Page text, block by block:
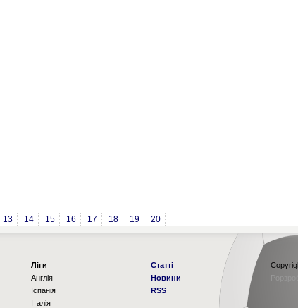
13 14 15 16 17 18 19 20
Ліги
Англія
Іспанія
Італія
Статті
Новини
RSS